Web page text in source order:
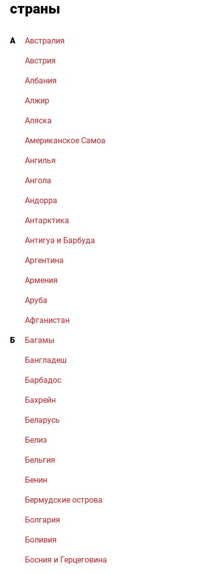
страны
А Австралия
Австрия
Албания
Алжир
Аляска
Американское Самоа
Ангилья
Ангола
Андорра
Антарктика
Антигуа и Барбуда
Аргентина
Армения
Аруба
Афганистан
Б Багамы
Бангладеш
Барбадос
Бахрейн
Беларусь
Белиз
Бельгия
Бенин
Бермудские острова
Болгария
Боливия
Босния и Герцеговина